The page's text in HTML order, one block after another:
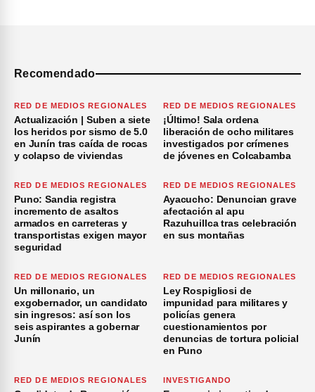
Recomendado
RED DE MEDIOS REGIONALES
Actualización | Suben a siete
los heridos por sismo de 5.0
en Junín tras caída de rocas
y colapso de viviendas
RED DE MEDIOS REGIONALES
¡Último! Sala ordena
liberación de ocho militares
investigados por crímenes
de jóvenes en Colcabamba
RED DE MEDIOS REGIONALES
Puno: Sandia registra
incremento de asaltos
armados en carreteras y
transportistas exigen mayor
seguridad
RED DE MEDIOS REGIONALES
Ayacucho: Denuncian grave
afectación al apu
Razuhuillca tras celebración
en sus montañas
RED DE MEDIOS REGIONALES
Un millonario, un
exgobernador, un candidato
sin ingresos: así son los
seis aspirantes a gobernar
Junín
RED DE MEDIOS REGIONALES
Ley Rospigliosi de
impunidad para militares y
policías genera
cuestionamientos por
denuncias de tortura policial
en Puno
RED DE MEDIOS REGIONALES INVESTIGANDO